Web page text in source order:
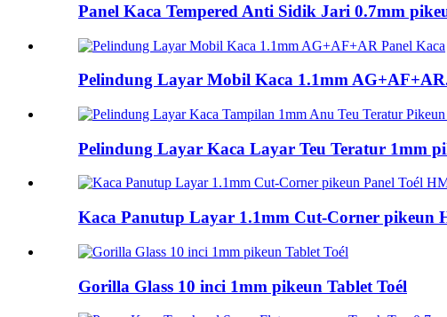
Panel Kaca Tempered Anti Sidik Jari 0.7mm
Pelindung Layar Mobil Kaca 1.1mm
Pelindung Layar Kaca Layar Teu Teratur 1mm
Kaca Panutup Layar 1.1mm Cut-Corner pikeun
Gorilla Glass 10 inci 1mm pikeun Tablet Toél